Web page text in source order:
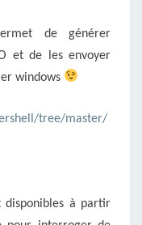
de générer
et de les envoyer
windows
tree/master/
disponibles à partir